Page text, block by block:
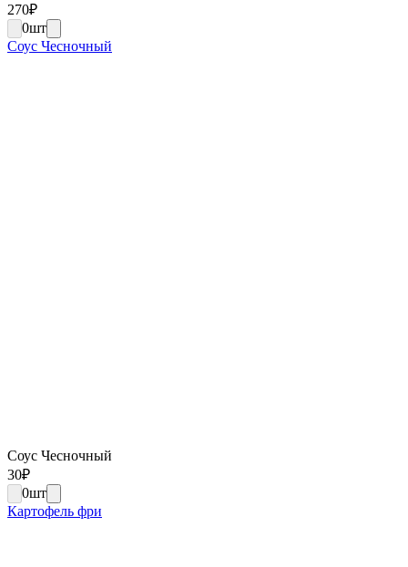
270₽
0шт
Соус Чесночный
Соус Чесночный
30₽
0шт
Картофель фри